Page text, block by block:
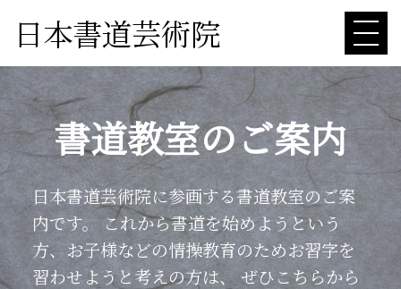
日本書道芸術院
書道教室のご案内
日本書道芸術院に参画する書道教室のご案
内です。これから書道を始めようという
方、お子様などの情操教育のためお習字を
習わせようと考えの方は、ぜひこちらから